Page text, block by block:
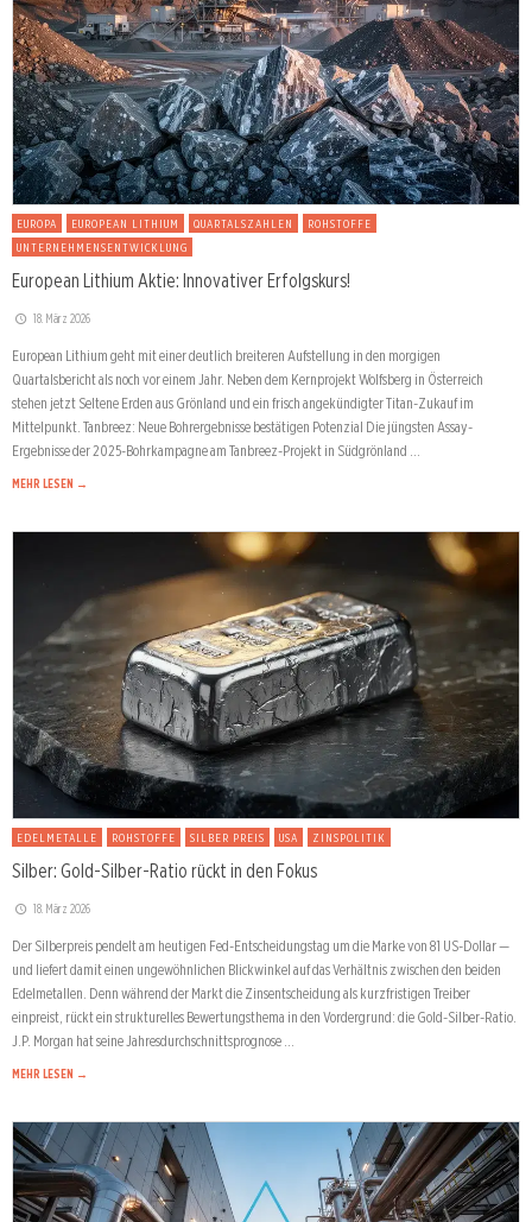
EUROPA EUROPEAN LITHIUM QUARTALSZAHLEN
ROHSTOFFE
UNTERNEHMENSENTWICKLUNG
European Lithium Aktie: Innovativer Erfolgskurs!
18. März 2026
European Lithium geht mit einer deutlich breiteren Aufstellung in den morgigen
Quartalsbericht als noch vor einem Jahr. Neben dem Kernprojekt Wolfsberg in Österreich
stehen jetzt Seltene Erden aus Grönland und ein frisch angekündigter Titan-Zukauf im
Mittelpunkt. Tanbreez: Neue Bohrergebnisse bestätigen Potenzial Die jüngsten Assay-
Ergebnisse der 2025-Bohrkampagne am Tanbreez-Projekt in Südgrönland …
MEHR LESEN →
EDELMETALLE ROHSTOFFE SILBER PREIS USA ZINSPOLITIK
Silber: Gold-Silber-Ratio rückt in den Fokus
18. März 2026
Der Silberpreis pendelt am heutigen Fed-Entscheidungstag um die Marke von 81 US-Dollar —
und liefert damit einen ungewöhnlichen Blickwinkel auf das Verhältnis zwischen den beiden
Edelmetallen. Denn während der Markt die Zinsentscheidung als kurzfristigen Treiber
einpreist, rückt ein strukturelles Bewertungsthema in den Vordergrund: die Gold-Silber-Ratio.
J.P. Morgan hat seine Jahresdurchschnittsprognose …
MEHR LESEN →